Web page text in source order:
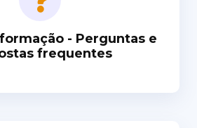
- Perguntas e
frequentes